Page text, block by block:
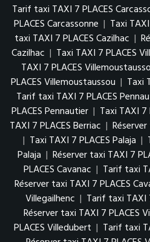
Tarif taxi TAXI 7 PLACES
PLACES Carcassonne | Taxi
taxi TAXI 7 PLACES Cazilhac |
Cazilhac | Taxi TAXI 7 PLACES
TAXI 7 PLACES
PLACES Villemoustaussou | Taxi
Tarif taxi TAXI 7 PLACES
PLACES Pennautier | Taxi TAXI 7
TAXI 7 PLACES Berriac |
| Taxi TAXI 7 PLACES Palaja |
Palaja | Réserver taxi TAXI 7
PLACES Cavanac | Tarif taxi
Réserver taxi TAXI 7 PLACES
Villegailhenc | Tarif taxi TAXI
Réserver taxi TAXI 7 PLACES
PLACES Villedubert | Tarif taxi